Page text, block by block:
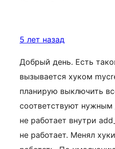
5 лет назад
Добрый день. Есть
вызывается хуком
планирую выключить
соответствуют нужным
не работает внутри
не работает. Менял